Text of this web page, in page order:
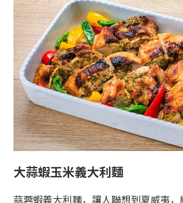
大蒜蝦玉米義大利麵
蒜蓉蝦義大利麵，讓人聯想到夏威夷